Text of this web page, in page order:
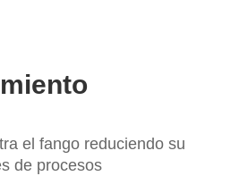
el fango reduciendo su
de procesos